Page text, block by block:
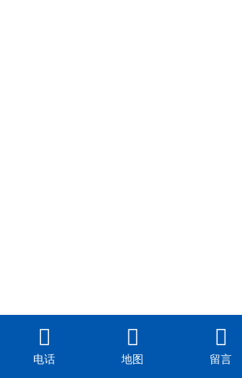
电话 地图 留言